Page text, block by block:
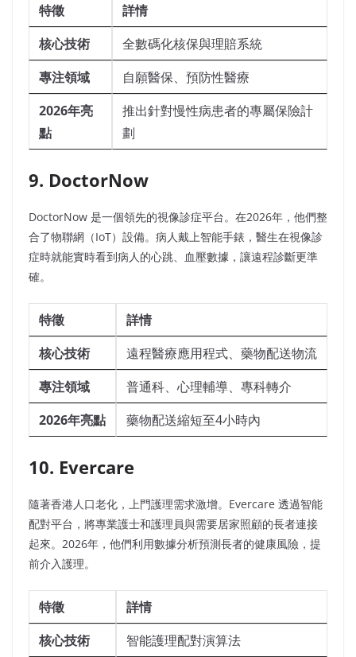
特徵
詳情
核心技術
全數碼化核保與理賠系統
專注領域
自願醫保、預防性醫療
2026年亮
點
推出針對慢性病患者的專屬保險計
劃
9. DoctorNow
DoctorNow 是一個領先的視像診症平台。在2026年，他們整
合了物聯網（IoT）設備。病人戴上智能手錶，醫生在視像診
症時就能實時看到病人的心跳、血壓數據，讓遠程診斷更準
確。
特徵
詳情
核心技術
遠程醫療應用程式、藥物配送物流
專注領域
普通科、心理輔導、專科轉介
2026年亮點
藥物配送縮短至4小時內
10. Evercare
隨著香港人口老化，上門護理需求激增。Evercare 透過智能
配對平台，將專業護士和護理員與需要居家照顧的長者連接
起來。2026年，他們利用數據分析預測長者的健康風險，提
前介入護理。
特徵
詳情
核心技術
智能護理配對演算法